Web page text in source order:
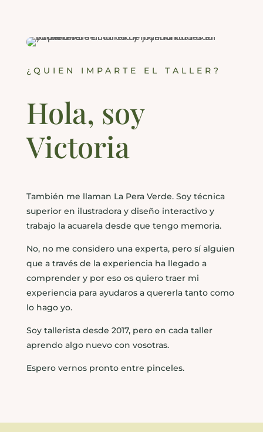
¿QUIEN IMPARTE EL TALLER?
Hola, soy
Victoria
También me llaman La Pera Verde. Soy técnica
superior en ilustradora y diseño interactivo y
trabajo la acuarela desde que tengo memoria.
No, no me considero una experta, pero sí alguien
que a través de la experiencia ha llegado a
comprender y por eso os quiero traer mi
experiencia para ayudaros a quererla tanto como
lo hago yo.
Soy tallerista desde 2017, pero en cada taller
aprendo algo nuevo con vosotras.
Espero vernos pronto entre pinceles.